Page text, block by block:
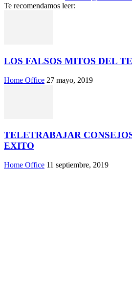
Te recomendamos leer:
LOS FALSOS MITOS DEL
Home Office 27 mayo, 2019
TELETRABAJAR
EXITO
Home Office 11 septiembre, 2019